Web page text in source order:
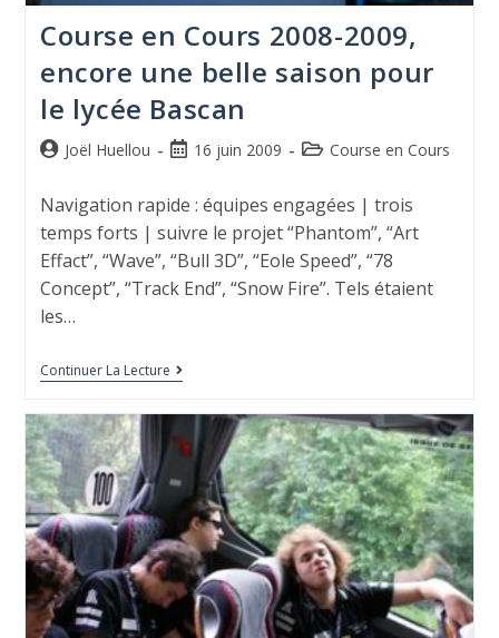
Course en Cours 2008-2009,
encore une belle saison pour
le lycée Bascan
Joël Huellou 16 juin 2009 Course en Cours
Navigation rapide : équipes engagées | trois
temps forts | suivre le projet “Phantom”, “Art
Effact”, “Wave”, “Bull 3D”, “Eole Speed”, “78
Concept”, “Track End”, “Snow Fire”. Tels étaient
les…
Continuer La Lecture